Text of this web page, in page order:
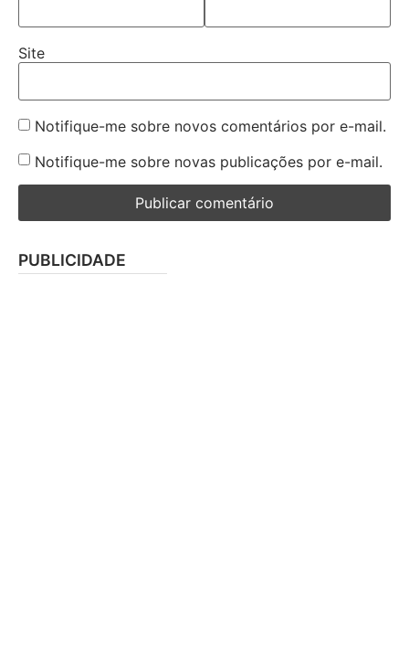
Site
Notifique-me sobre novos comentários por e-mail.
Notifique-me sobre novas publicações por e-mail.
PUBLICIDADE